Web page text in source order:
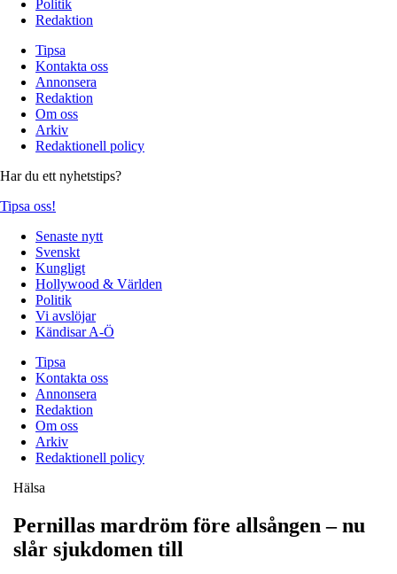
Politik
Redaktion
Tipsa
Kontakta oss
Annonsera
Redaktion
Om oss
Arkiv
Redaktionell policy
Har du ett nyhetstips?
Tipsa oss!
Senaste nytt
Svenskt
Kungligt
Hollywood & Världen
Politik
Vi avslöjar
Kändisar A-Ö
Tipsa
Kontakta oss
Annonsera
Redaktion
Om oss
Arkiv
Redaktionell policy
Hälsa
Pernillas mardröm före allsången – nu
slår sjukdomen till